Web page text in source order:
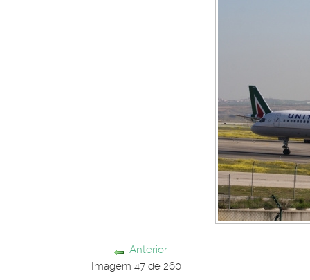
Anterior
Imagem 47 de 260